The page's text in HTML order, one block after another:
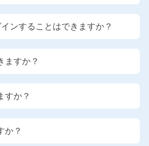
一貫
トはこちら
ンすることはできますか？
ますか？
すか？
か？